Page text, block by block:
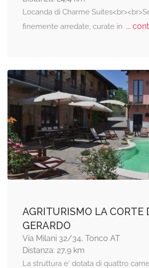
Locanda di Charme
finemente arredate, curate in ...
AGRITURISMO LA CORTE
GERARDO
Via Milani 32/34, Tonco AT
Distanza: 27,9 km
La struttura e' dotata di quattro